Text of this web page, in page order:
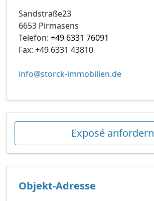
Sandstraße23
6653 Pirmasens
Telefon: +49 6331 76091
Fax: +49 6331 43810
info@storck-immobilien.de
Exposé anfordern
Objekt-Adresse